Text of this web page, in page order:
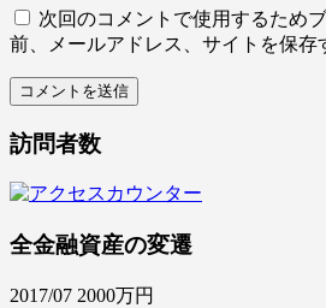
次回のコメントで使用するため
前、メールアドレス、サイトを保存
訪問者数
全金融資産の変遷
2017/07 2000万円